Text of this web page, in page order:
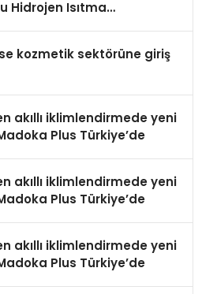
Hidrojen Isıtma
kozmetik sektörüne giriş
akıllı iklimlendirmede yeni
Plus Türkiye’de
akıllı iklimlendirmede yeni
Plus Türkiye’de
akıllı iklimlendirmede yeni
Plus Türkiye’de